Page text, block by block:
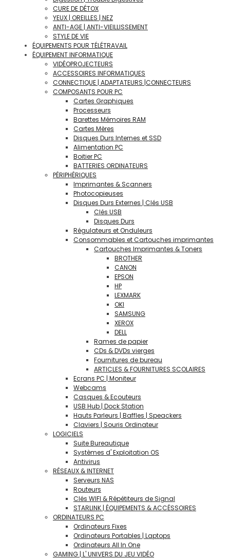
CURE DE DÉTOX
YEUX | OREILLES | NEZ
ANTI-AGE | ANTI-VIEILLISSEMENT
STYLE DE VIE
ÉQUIPEMENTS POUR TÉLÉTRAVAIL
ÉQUIPEMENT INFORMATIQUE
VIDÉOPROJECTEURS
ACCESSOIRES INFORMATIQUES
CONNECTIQUE | ADAPTATEURS |CONNECTEURS
COMPOSANTS POUR PC
Cartes Graphiques
Processeurs
Barettes Mémoires RAM
Cartes Mères
Disques Durs Internes et SSD
Alimentation PC
Boitier PC
BATTERIES ORDINATEURS
PÉRIPHÉRIQUES
Imprimantes & Scanners
Photocopieuses
Disques Durs Externes | Clés USB
Clés USB
Disques Durs
Régulateurs et Onduleurs
Consommables et Cartouches imprimantes
Cartouches Imprimantes & Toners
BROTHER
CANON
EPSON
HP
LEXMARK
OKI
SAMSUNG
XEROX
DELL
Rames de papier
CDs & DVDs vierges
Fournitures de bureau
ARTICLES & FOURNITURES SCOLAIRES
Ecrans PC | Moniteur
Webcams
Casques & Ecouteurs
USB Hub | Dock Station
Hauts Parleurs | Baffles | Speackers
Claviers | Souris Ordinateur
LOGICIELS
Suite Bureautique
Systèmes d' Exploitation OS
Antivirus
RÉSEAUX & INTERNET
Serveurs NAS
Routeurs
Clés WIFI & Répétiteurs de Signal
STARLINK | ÉQUIPEMENTS & ACCÉSSOIRES
ORDINATEURS PC
Ordinateurs Fixes
Ordinateurs Portables | Laptops
Ordinateurs All In One
GAMING | L' UNIVERS DU JEU VIDÉO